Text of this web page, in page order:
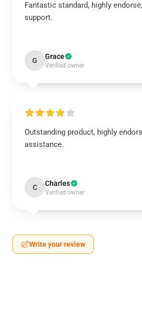
Fantastic standard, highly
support.
G Grace
Verified owner
Outstanding product, highly
assistance.
C Charles
Verified owner
Write your review